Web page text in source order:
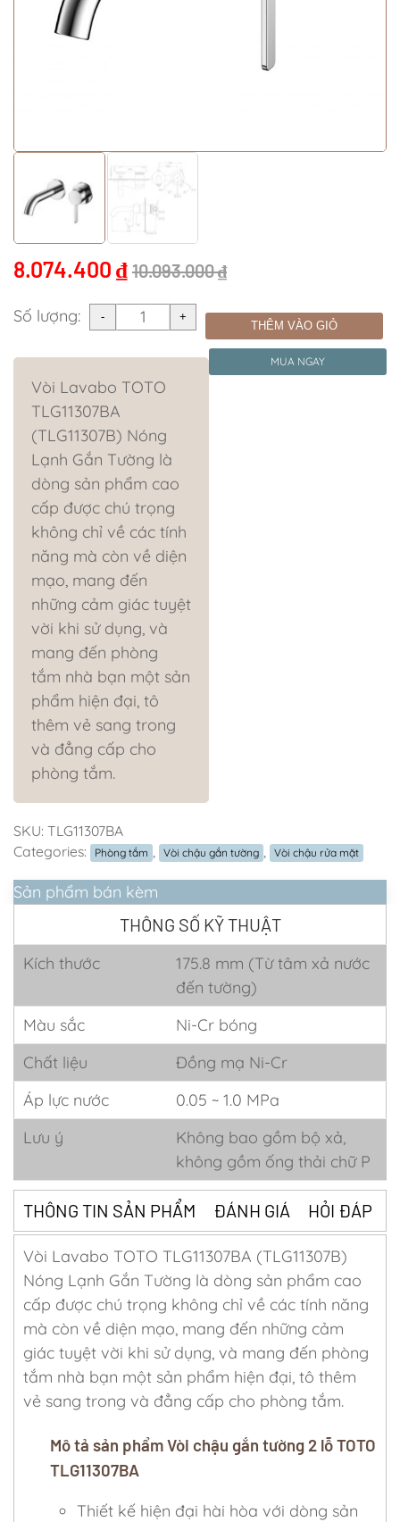
8.074.400 ₫ 10.093.000₫
Số lượng: THÊM VÀO GIỎ
MUA NGAY
Vòi Lavabo TOTO
TLG11307BA
(TLG11307B) Nóng
Lạnh Gắn Tường là
dòng sản phẩm cao
cấp được chú trọng
không chỉ về các tính
năng mà còn về diện
mạo, mang đến
những cảm giác tuyệt
vời khi sử dụng, và
mang đến phòng
tắm nhà bạn một sản
phẩm hiện đại, tô
thêm vẻ sang trong
và đẳng cấp cho
phòng tắm.
SKU: TLG11307BA
Categories:
Phòng tắm Vòi chậu gắn tường Vòi chậu rửa mặt
Sản phẩm bán kèm
THÔNG SỐ KỸ THUẬT
Kích thước
175.8 mm (Từ tâm xả nước
đến tường)
Màu sắc
Ni-Cr bóng
Chất liệu
Đồng mạ Ni-Cr
Áp lực nước
0.05 ~ 1.0 MPa
Lưu ý
Không bao gồm bộ xả,
không gồm ống thải chữ P
THÔNG TIN SẢN PHẨM ĐÁNH GIÁ HỎI ĐÁP
Vòi Lavabo TOTO TLG11307BA (TLG11307B)
Nóng Lạnh Gắn Tường là dòng sản phẩm cao
cấp được chú trọng không chỉ về các tính năng
mà còn về diện mạo, mang đến những cảm
giác tuyệt vời khi sử dụng, và mang đến phòng
tắm nhà bạn một sản phẩm hiện đại, tô thêm
vẻ sang trong và đẳng cấp cho phòng tắm.
Mô tả sản phẩm Vòi chậu gắn tường 2 lỗ TOTO
TLG11307BA
Thiết kế hiện đại hài hòa với dòng sản